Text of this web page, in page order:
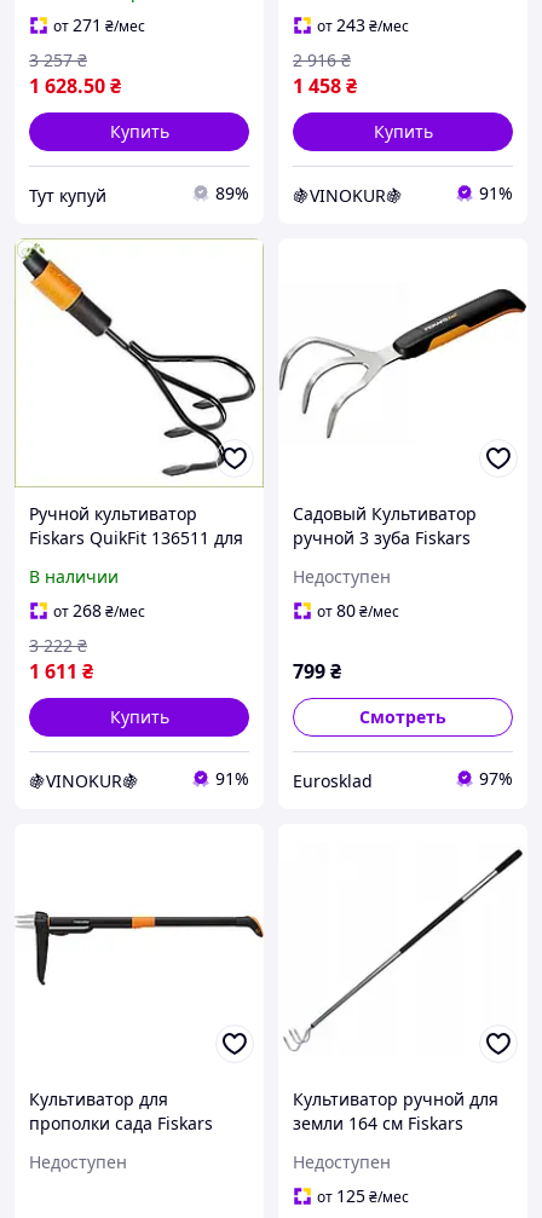
от271 ₴/мес
1 628.50₴
3 257 ₴
Купить
Тут купуй 89%
от243₴/мес
1 458₴
2 916 ₴
Купить
🍇VINOKUR🍇 91%
Ручной культиватор
Fiskars QuikFit 136511 для
в саду и огороде
В наличии
от268₴/мес
1 611 ₴
3 222 ₴
Купить
🍇VINOKUR🍇 91%
Садовый Культиватор
ручной 3 зуба Fiskars
Нержавеющая сталь
Недоступен
от80₴/мес
799₴
Смотреть
Eurosklad 97%
Культиватор для
прополки сада Fiskars
Недоступен
Культиватор ручной для
земли 164 см Fiskars
(1001301/136510)
Алюминий
Недоступен
от 125₴/мес